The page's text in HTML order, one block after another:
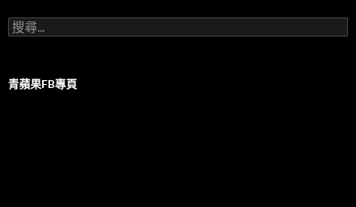
搜
尋
字:
青蘋果FB專頁